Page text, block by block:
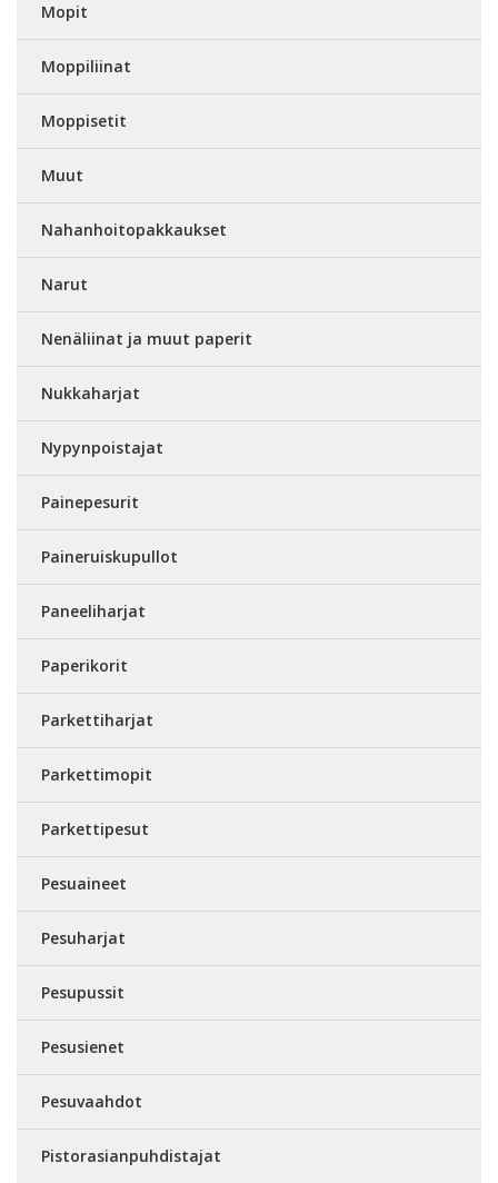
Mopit
Moppiliinat
Moppisetit
Muut
Nahanhoitopakkaukset
Narut
Nenäliinat ja muut paperit
Nukkaharjat
Nypynpoistajat
Painepesurit
Paineruiskupullot
Paneeliharjat
Paperikorit
Parkettiharjat
Parkettimopit
Parkettipesut
Pesuaineet
Pesuharjat
Pesupussit
Pesusienet
Pesuvaahdot
Pistorasianpuhdistajat